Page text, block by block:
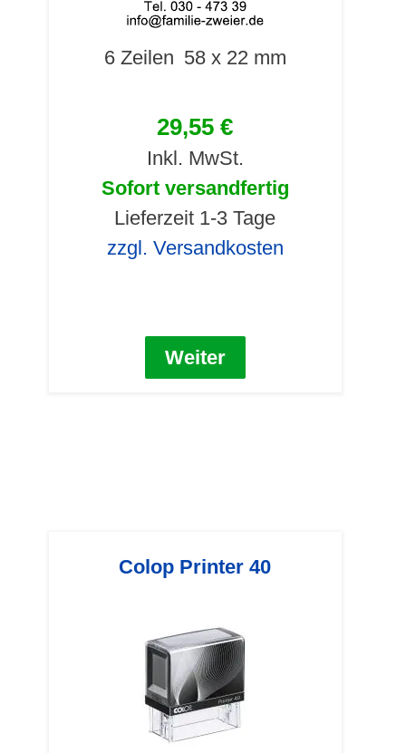
6 Zeilen 58 x 22 mm
29,55 €
Inkl. MwSt.
Sofort versandfertig
Lieferzeit 1-3 Tage
zzgl. Versandkosten
Weiter
Colop Printer 40